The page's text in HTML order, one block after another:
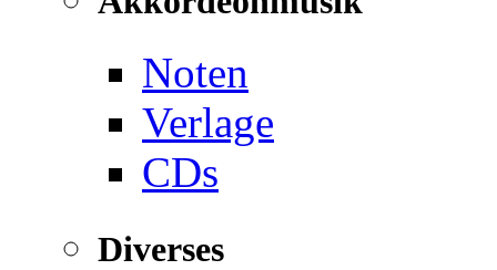
Noten
Verlage
CDs
Diverses